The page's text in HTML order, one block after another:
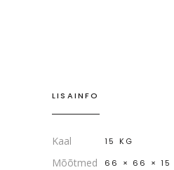
LISAINFO
Kaal 15 KG
Mõõtmed 66 × 66 × 15